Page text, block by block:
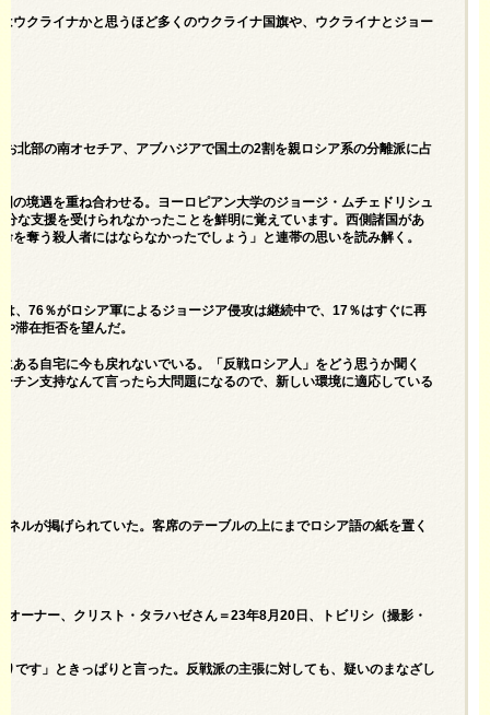
ウクライナかと思うほど多くのウクライナ国旗や、ウクライナとジョー
北部の南オセチア、アブハジアで国土の2割を親ロシア系の分離派に占
境遇を重ね合わせる。ヨーロピアン大学のジョージ・ムチェドリシュ
な支援を受けられなかったことを鮮明に覚えています。西側諸国があ
奪う殺人者にはならなかったでしょう」と連帯の思いを読み解く。
、76％がロシア軍によるジョージア侵攻は継続中で、17％はすぐに再
滞在拒否を望んだ。
る自宅に今も戻れないでいる。「反戦ロシア人」をどう思うか聞く
チン支持なんて言ったら大問題になるので、新しい環境に適応している
ルが掲げられていた。客席のテーブルの上にまでロシア語の紙を置く
ーナー、クリスト・タラハゼさん＝23年8月20日、トビリシ（撮影・
です」ときっぱりと言った。反戦派の主張に対しても、疑いのまなざし